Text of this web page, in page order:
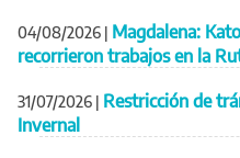
04/08/2026 | Magdalena:
recorrieron trabajos en la
31/07/2026 | Restricción de
Invernal